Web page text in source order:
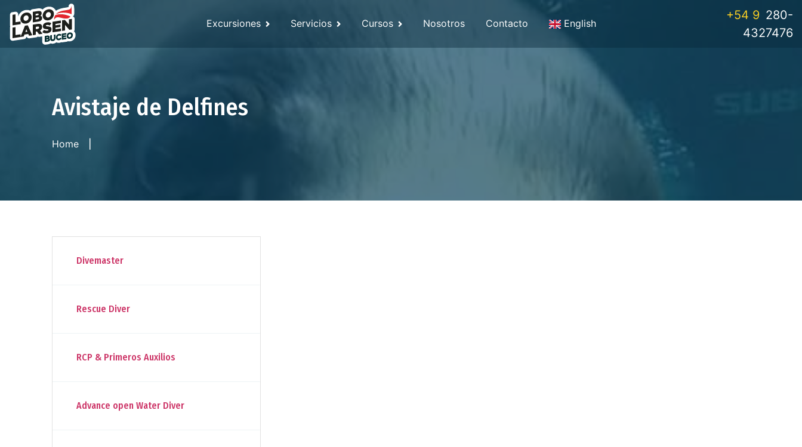
Excursiones Servicios Cursos Nosotros Contacto English
+54 9 280-
4327476
Avistaje de Delfines
Home
Divemaster
Rescue Diver
RCP & Primeros Auxilios
Advance open Water Diver